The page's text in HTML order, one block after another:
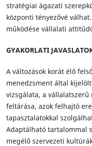
stratégiai ágazati
központi tényezővé
működése vállalati
GYAKORLATI
A változások korát élő
menedzsment által
vizsgálata, a
feltárása, azok felhajtó
tapasztalatokkal
Adaptálható tartalommal
megélő szervezeti